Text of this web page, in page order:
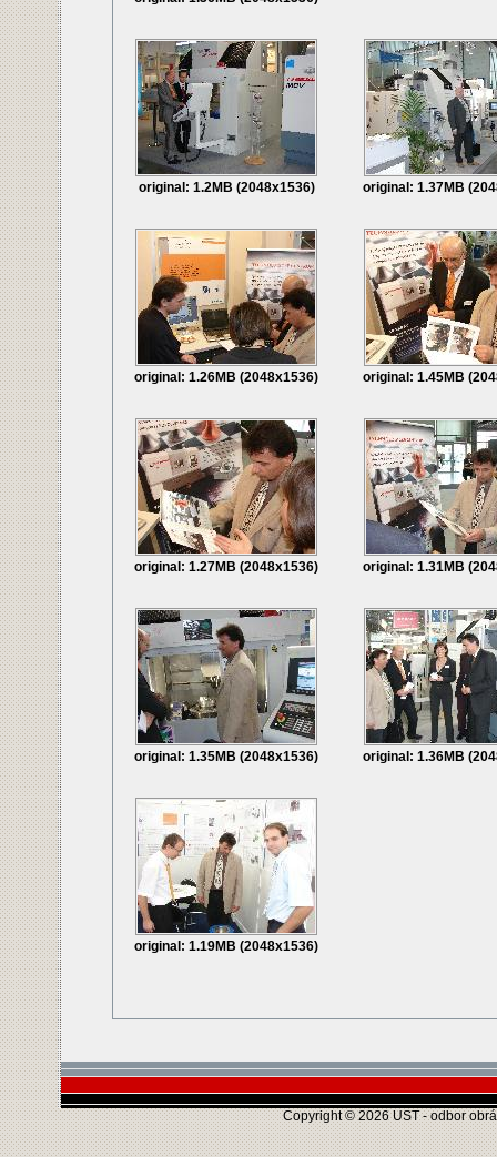
original: 1.2MB (2048x1536) original: 1.37MB
original: 1.26MB (2048x1536) original: 1.45MB
original: 1.27MB (2048x1536) original: 1.31MB
original: 1.35MB (2048x1536) original: 1.36MB
original: 1.19MB (2048x1536)
Copyright © 2026 UST - odbor